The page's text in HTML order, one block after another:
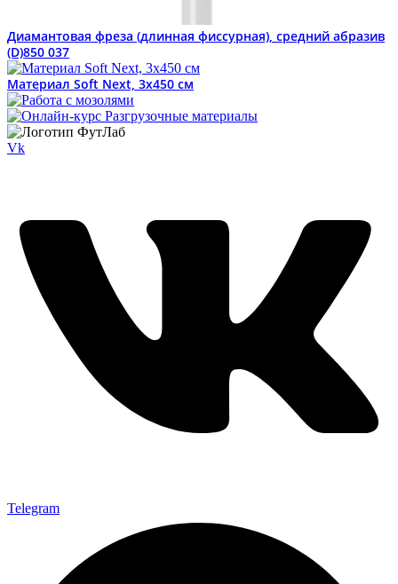
Диамантовая фреза (длинная фиссурная), средний абразив
(D)850 037
Материал Soft Next, 3х450 см
Vk
Telegram